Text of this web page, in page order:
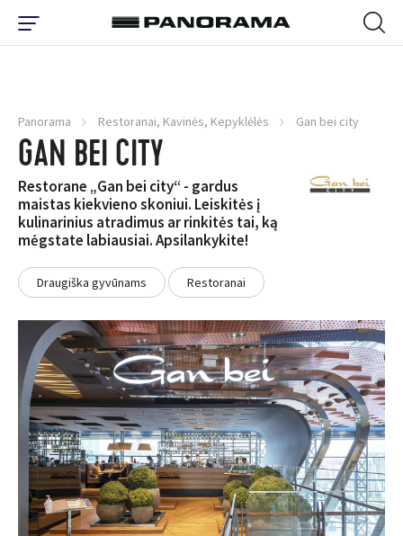
Panorama Restoranai, Kavinės, Kepyklėlės Gan bei city
GAN BEI CITY
Restorane „Gan bei city“ - gardus
maistas kiekvieno skoniui. Leiskitės į
kulinarinius atradimus ar rinkitės tai, ką
mėgstate labiausiai. Apsilankykite!
Draugiška gyvūnams Restoranai